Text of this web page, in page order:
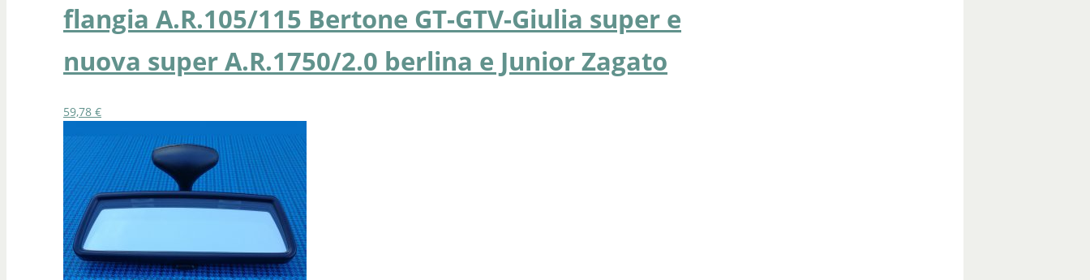
flangia A.R.105/115 Bertone GT-GTV-Giulia super e
nuova super A.R.1750/2.0 berlina e Junior Zagato
59,78 €